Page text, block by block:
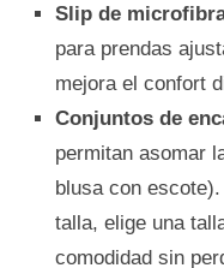
Slip de
para prendas
mejora el confort
Conjuntos de
permitan asomar
blusa con
talla, elige una
comodidad sin